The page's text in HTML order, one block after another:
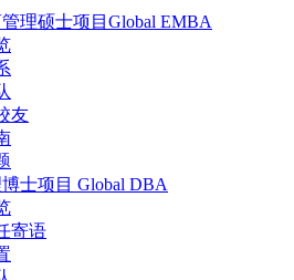
理硕士项目Global EMBA
友
士项目 Global DBA
寄语